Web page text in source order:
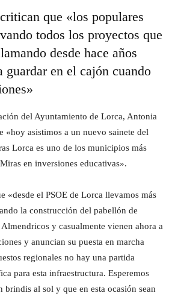
que «los populares
todos los proyectos que
desde hace años
guardar en el cajón cuando
del Ayuntamiento de Lorca, Antonia
«hoy asistimos a un nuevo sainete del
Lorca es uno de los municipios más
en inversiones educativas».
«desde el PSOE de Lorca llevamos más
la construcción del pabellón de
y casualmente vienen ahora a
y anuncian su puesta en marcha
regionales no hay una partida
para esta infraestructura. Esperemos
brindis al sol y que en esta ocasión sean